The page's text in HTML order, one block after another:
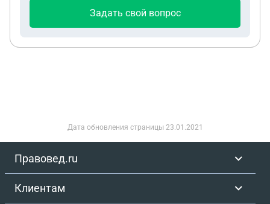
результате мне мой брат не даёт доступа никуда
кроме участка свободного от построек, и
в отказе суда в передаче ключей. участок в
Задать свой вопрос
Дата обновления страницы 23.01.2021
Правовед.ru
Клиентам